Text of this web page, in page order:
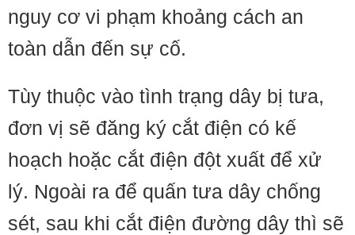
nguy cơ vi phạm khoảng cách an
toàn dẫn đến sự cố.
Tùy thuộc vào tình trạng dây bị tưa,
đơn vị sẽ đăng ký cắt điện có kế
hoạch hoặc cắt điện đột xuất để xử
lý. Ngoài ra để quấn tưa dây chống
sét, sau khi cắt điện đường dây thì sẽ